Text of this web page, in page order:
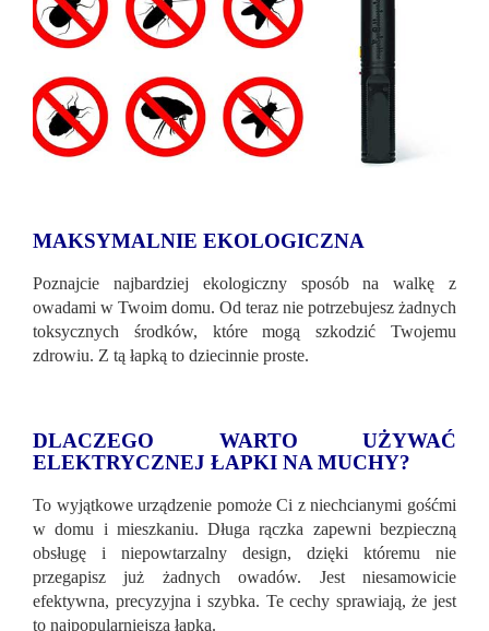
MAKSYMALNIE EKOLOGICZNA
Poznajcie najbardziej ekologiczny sposób na walkę z
owadami w Twoim domu. Od teraz nie potrzebujesz żadnych
toksycznych środków, które mogą szkodzić Twojemu
zdrowiu. Z tą łapką to dziecinnie proste.
DLACZEGO WARTO UŻYWAĆ
ELEKTRYCZNEJ ŁAPKI NA MUCHY?
To wyjątkowe urządzenie pomoże Ci z niechcianymi gośćmi
w domu i mieszkaniu. Długa rączka zapewni bezpieczną
obsługę i niepowtarzalny design, dzięki któremu nie
przegapisz już żadnych owadów. Jest niesamowicie
efektywna, precyzyjna i szybka. Te cechy sprawiają, że jest
to najpopularniejsza łapka.